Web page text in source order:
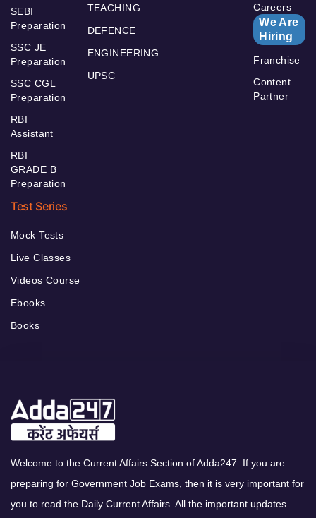
SEBI
Preparation
SSC JE
Preparation
SSC CGL
Preparation
RBI
Assistant
RBI
GRADE B
Preparation
TEACHING
DEFENCE
ENGINEERING
UPSC
Careers
We Are
Hiring
Franchise
Content
Partner
Test Series
Mock Tests
Live Classes
Videos Course
Ebooks
Books
Welcome to the Current Affairs Section of Adda247. If you are
preparing for Government Job Exams, then it is very important for
you to read the Daily Current Affairs. All the important updates